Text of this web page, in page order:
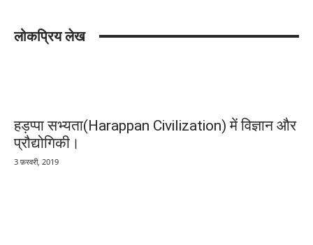
लोकप्रिय लेख
हड़प्पा सभ्यता(Harappan Civilization) में विज्ञान और
प्रौद्योगिकी।
3 फ़रवरी, 2019